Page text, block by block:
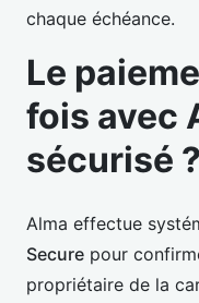
chaque échéance.
Le
fois avec
sécurisé ?
Alma effectue
Secure pour
propriétaire de la